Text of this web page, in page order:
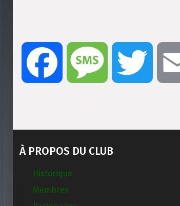
Facebook Message Twitter
À PROPOS DU CLUB
Historique
Membres